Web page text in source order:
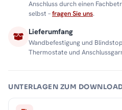
Anschluss durch einen
selbst –fragen Sie uns.
Lieferumfang
Wandbefestigung und
Thermostate und
UNTERLAGEN ZUM